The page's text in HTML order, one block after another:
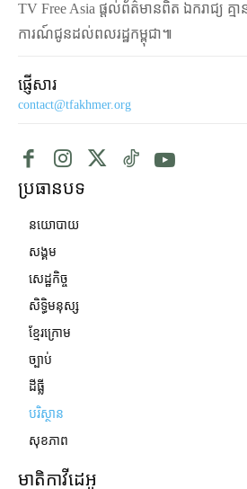
TV Free Asia ផ្ដល់ព័ត៌មានពិត ឯករាជ្យ គ្មា
ការណ៍ជូនដល់ពលរដ្ឋកម្ពុជា៕
ផ្ញើសារ
contact@tfakhmer.org
ប្រធានបទ
នយោបាយ
សង្គម
សេដ្ឋកិច្ច
សិទ្ធិមនុស្ស
ខ្មែរក្រោម
ច្បាប់
ដីធ្លី
បរិស្ថាន
សុខភាព
មាតិកាវីដេអូ